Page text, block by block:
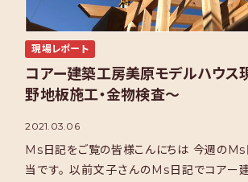
現場レポート
コアー建築工房美原モデルハウ
野地板施工・金物検査～
2021.03.06
Ms日記をご覧の皆様こんにちは 今週のMs
当です。 以前文子さんのMs日記でコアー